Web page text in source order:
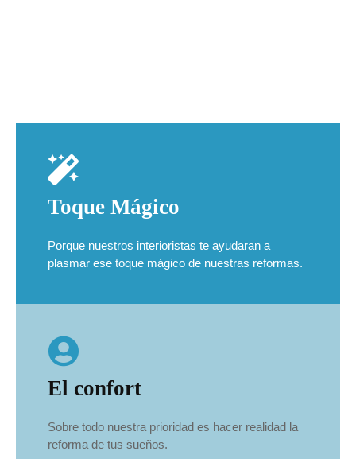
Toque Mágico
Porque nuestros interioristas te ayudaran a
plasmar ese toque mágico de nuestras reformas.
El confort
Sobre todo nuestra prioridad es hacer realidad la
reforma de tus sueños.